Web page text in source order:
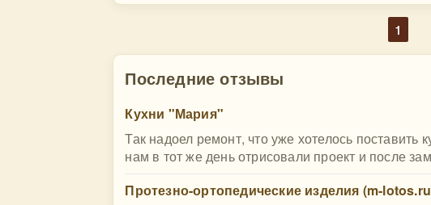
1
Последние отзывы
Кухни "Мария"
Так надоел ремонт, что уже хотелось поставить
нам в тот же день отрисовали проект и после
Протезно-ортопедические изделия (m-